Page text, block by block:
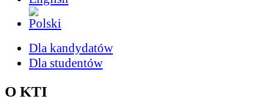
Dla kandydatów
Dla studentów
O KTI